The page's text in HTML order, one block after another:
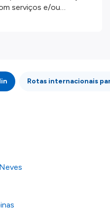
serviços e/ou
nosso website são
da informação
com atenção todas
do parceiro antes de
mais detalhes verifique
Rotas internacionais